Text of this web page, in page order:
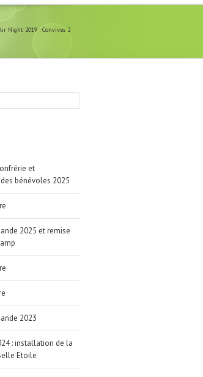
Night 2019 : Convives 2
et
bénévoles 2025
2025 et remise
2023
: installation de la
Etoile